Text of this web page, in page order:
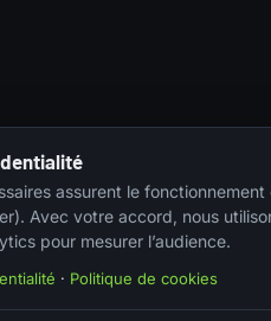
assurent le fonctionnement
Avec votre accord, nous
pour mesurer l’audience.
· Politique de cookies